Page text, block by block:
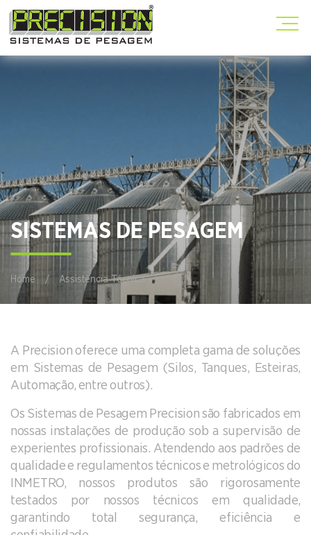
SISTEMAS DE PESAGEM
Home / Assistência Técnica
A Precision oferece uma completa gama de soluções
em Sistemas de Pesagem (Silos, Tanques, Esteiras,
Automação, entre outros).
Os Sistemas de Pesagem Precision são fabricados em
nossas instalações de produção sob a supervisão de
experientes profissionais. Atendendo aos padrões de
qualidade e regulamentos técnicos e metrológicos do
INMETRO, nossos produtos são rigorosamente
testados por nossos técnicos em qualidade,
garantindo total segurança, eficiência e